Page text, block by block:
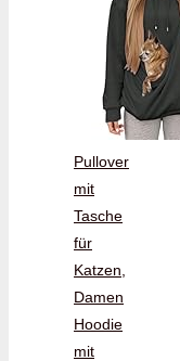
Pullover
mit
Tasche
für
Katzen,
Damen
Hoodie
mit